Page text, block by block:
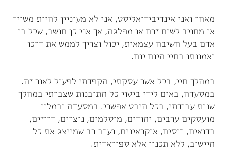
מאחר ואני אינדיבידואליסט, אני לא מעוניין להיות משויך
או מחויב לשום זרם או מפלגה, אך אני כן חושב, שכל בן
אדם בעל חשיבה עצמאית, יכול וצריך לממש את דרכו
ואמונתו בחיי היום יום.
במהלך חיי, בכל אשר עסקתי, הקפדתי לפעול לאור זה.
במסעדה, באים לידי ביטוי כל התובנות שצברתי במהלך
שנות עבודתי, בכל היבט אפשרי. במסעדה ובמלון
מועסקים ערבים, יהודים, מוסלמים, נוצרים, דרוזים,
בדואים, רוסים, אוקראינים, וערב רב שמייצג את כל
היישוב, ללא תכנון אלא ספוראדית.